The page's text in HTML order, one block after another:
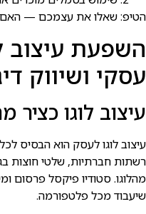
הטיפ: שאלו את עצמכם — האם
השפעת עיצוב
עסקי ושיווק
עיצוב לוגו כציר
עיצוב לוגו לעסק הוא הבסיס
רשתות חברתיות, שלטי חוצות
מהלוגו. סטודיו פיקסל פרסום
שיעבוד מכל פלטפורמה.